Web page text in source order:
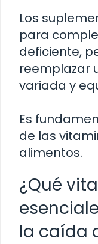
Los
para
deficiente,
reemplazar
variada y
Es
de las
alimentos.
¿Qué
la caída